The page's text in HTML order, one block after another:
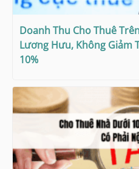
Doanh Thu Cho Thuê
Lương Hưu, Không Giảm
10%